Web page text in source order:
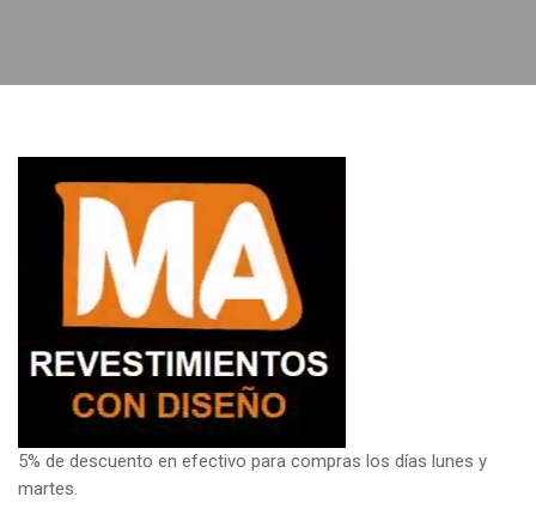
5% de descuento en efectivo para compras los días lunes y
martes.